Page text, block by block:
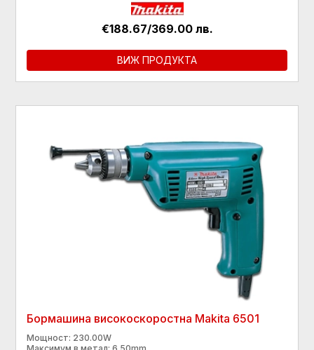
€188.67/369.00 лв.
ВИЖ ПРОДУКТА
Бормашина високоскоростна Makita 6501
Мощност: 230.00W